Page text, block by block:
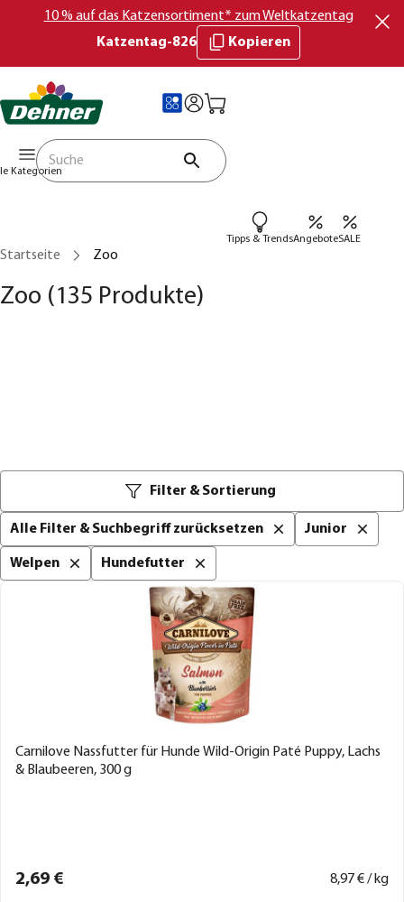
10 % auf das Katzensortiment* zum Weltkatzentag
Katzentag-826
Kopieren
Kategorien
Tipps & TrendsAngeboteSALE
Startseite Zoo
Zoo (135 Produkte)
Filter & Sortierung
Alle Filter & Suchbegriff zurücksetzen Junior
Welpen Hundefutter
Carnilove Nassfutter für Hunde Wild-Origin Paté Puppy, Lachs
& Blaubeeren, 300 g
2,69 € 8,97€ / kg